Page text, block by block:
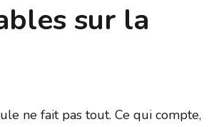
sur la
ne fait pas tout. Ce qui compte,